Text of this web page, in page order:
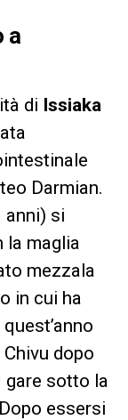
a
di Issiaka
Darmian.
anni) si
la maglia
mezzala
in cui ha
dopo
gare sotto la
essersi